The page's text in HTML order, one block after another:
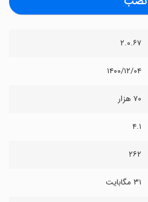
۲.۰.۶۷
۱۴۰۰/۱۲/۰۴
۷۰ هزار
۴.۱
۲۶۲
۳۱ مگابایت